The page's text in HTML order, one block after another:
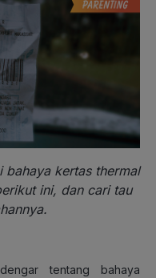
bahaya kertas thermal
ini, dan cari tau
tentang bahaya